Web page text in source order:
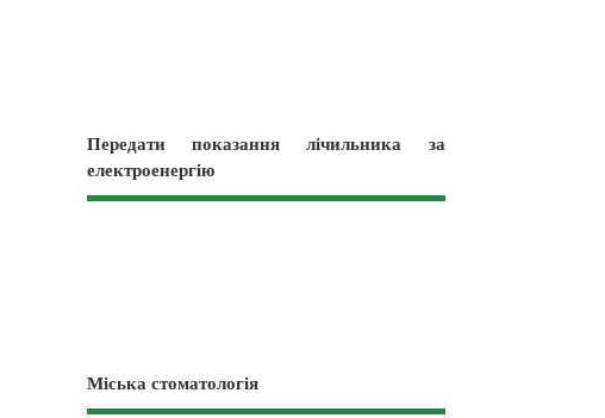
Передати показання лічильника за
електроенергію
Міська стоматологія